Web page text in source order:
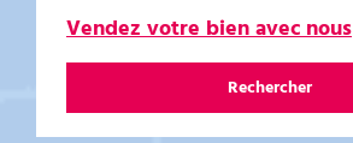
Vendez votre bien avec nous
Rechercher